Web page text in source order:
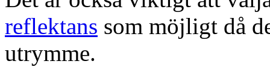
reflektans som möjligt då
utrymme.